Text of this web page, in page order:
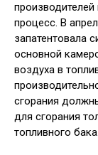
процесс. В
запатентовала
основной
воздуха в
сгорания
для сгорания
топливного бака.